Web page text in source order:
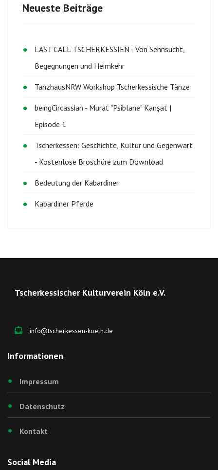
Neueste Beiträge
LAST CALL TSCHERKESSIEN - Von Sehnsucht,
Begegnungen und Heimkehr
TanzhausNRW Workshop Tscherkessische Tänze
beingCircassian - Murat "Psiblane" Kanşat |
Episode 1
Tscherkessen: Geschichte, Kultur und Gegenwart
- Kostenlose Broschüre zum Download
Bedeutung der Kabardiner
Kabardiner Pferde
Tscherkessischer Kulturverein Köln e.V.
info@tscherkessen-koeln.de
Informationen
Impressum
Datenschutz
Kontakt
Social Media